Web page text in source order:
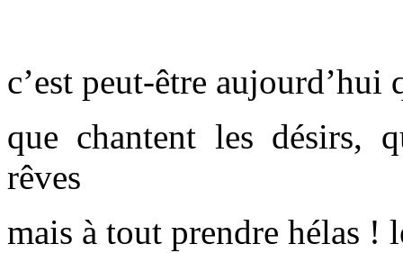
c’est peut-être aujourd’hui
que chantent les désirs,
rêves
mais à tout prendre hélas !